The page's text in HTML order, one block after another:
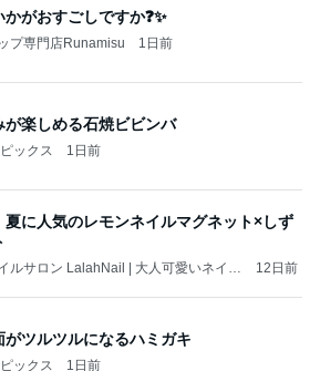
がおすごしですか❓✨
プ専門店Runamisu 1日前
が楽しめる石焼ビビンバ
ックス 1日前
夏に人気のレモンネイルマグネット×しず
ルサロン LalahNail | 大人可愛いネイ
12日前
がツルツルになるハミガキ
ックス 1日前